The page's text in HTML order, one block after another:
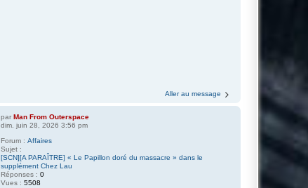
Aller au message
par Man From Outerspace
dim. juin 28, 2026 3:56 pm
Forum :Affaires
Sujet :
[SCN][A PARAÎTRE] « Le Papillon doré du massacre » dans le
supplément Chez Lau
Réponses :0
Vues :5508